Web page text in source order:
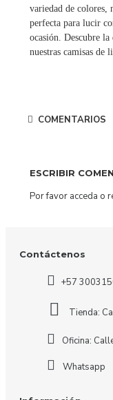
variedad de colores,
perfecta para lucir
ocasión. Descubre
nuestras camisas de
COMENTARIOS
ESCRIBIR
Por favor acceda o
Contáctenos
+57
Tienda:
Oficina:
Whatsapp